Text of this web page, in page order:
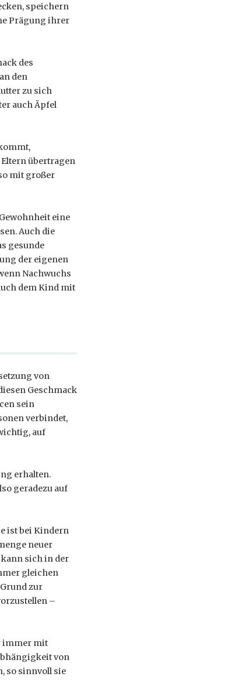
speichern
Prägung ihrer
des
den
zu sich
auch Äpfel
übertragen
mit großer
eine
Auch die
gesunde
der eigenen
Nachwuchs
dem Kind mit
von
Geschmack
sein
verbindet,
auf
erhalten.
geradezu auf
ist bei Kindern
neuer
sich in der
gleichen
zur
–
immer mit
von
so sinnvoll sie